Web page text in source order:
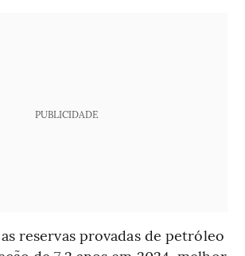
PUBLICIDADE
reservas provadas de petróleo